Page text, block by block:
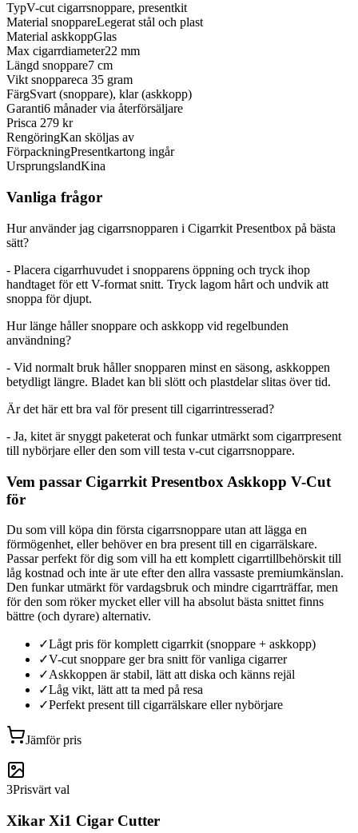
TypV-cut cigarrsnoppare, presentkit
Material snoppareLegerat stål och plast
Material askkoppGlas
Max cigarrdiameter22 mm
Längd snoppare7 cm
Vikt snoppareca 35 gram
FärgSvart (snoppare), klar (askkopp)
Garanti6 månader via återförsäljare
Prisca 279 kr
RengöringKan sköljas av
FörpackningPresentkartong ingår
UrsprungslandKina
Vanliga frågor
Hur använder jag cigarrsnopparen i Cigarrkit Presentbox på bästa
sätt?
- Placera cigarrhuvudet i snopparens öppning och tryck ihop
handtaget för ett V-format snitt. Tryck lagom hårt och undvik att
snoppa för djupt.
Hur länge håller snoppare och askkopp vid regelbunden
användning?
- Vid normalt bruk håller snopparen minst en säsong, askkoppen
betydligt längre. Bladet kan bli slött och plastdelar slitas över tid.
Är det här ett bra val för present till cigarrintresserad?
- Ja, kitet är snyggt paketerat och funkar utmärkt som cigarrpresent
till nybörjare eller den som vill testa v-cut cigarrsnoppare.
Vem passar Cigarrkit Presentbox Askkopp V-Cut
för
Du som vill köpa din första cigarrsnoppare utan att lägga en
förmögenhet, eller behöver en bra present till en cigarrälskare.
Passar perfekt för dig som vill ha ett komplett cigarrtillbehörskit till
låg kostnad och inte är ute efter den allra vassaste premiumkänslan.
Den funkar utmärkt för vardagsbruk och mindre cigarrträffar, men
för den som röker mycket eller vill ha absolut bästa snittet finns
bättre (och dyrare) alternativ.
✓Lågt pris för komplett cigarrkit (snoppare + askkopp)
✓V-cut snoppare ger bra snitt för vanliga cigarrer
✓Askkoppen är stabil, lätt att diska och känns rejäl
✓Låg vikt, lätt att ta med på resa
✓Perfekt present till cigarrälskare eller nybörjare
Jämför pris
3Prisvärt val
Xikar Xi1 Cigar Cutter